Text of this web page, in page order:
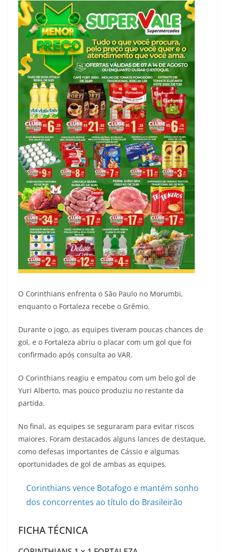
O Corinthians enfrenta o São Paulo no Morumbi,
enquanto o Fortaleza recebe o Grêmio.
Durante o jogo, as equipes tiveram poucas chances de
gol, e o Fortaleza abriu o placar com um gol que foi
confirmado após consulta ao VAR.
O Corinthians reagiu e empatou com um belo gol de
Yuri Alberto, mas pouco produziu no restante da
partida.
No final, as equipes se seguraram para evitar riscos
maiores. Foram destacados alguns lances de destaque,
como defesas importantes de Cássio e algumas
oportunidades de gol de ambas as equipes.
Corinthians vence Botafogo e mantém sonho
dos concorrentes ao título do Brasileirão
FICHA TÉCNICA